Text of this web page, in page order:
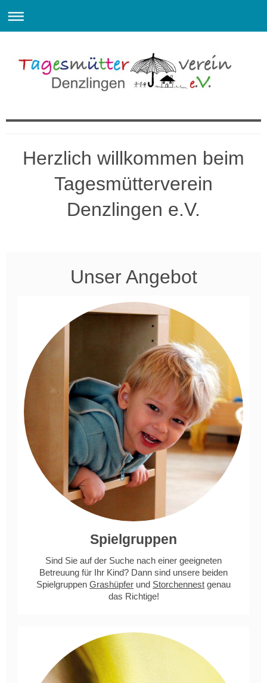
Herzlich willkommen beim
Tagesmütterverein
Denzlingen e.V.
Unser Angebot
Spielgruppen
Sind Sie auf der Suche nach einer geeigneten
Betreuung für Ihr Kind? Dann sind unsere beiden
Spielgruppen Grashüpfer und Storchennest genau
das Richtige!